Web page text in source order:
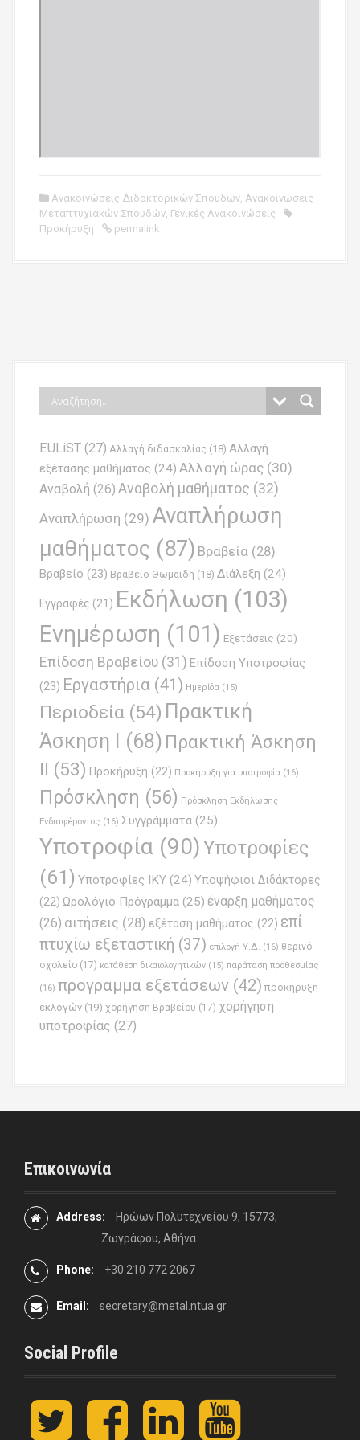
Ανακοινώσεις Διδακτορικών Σπουδών, Ανακοινώσεις
Μεταπτυχιακών Σπουδών, Γενικές Ανακοινώσεις
Προκήρυξη
permalink
EULiST (27) Αλλαγή διδασκαλίας (18) Αλλαγή
εξέτασης μαθήματος (24) Αλλαγή ώρας (30)
Αναβολή (26) Αναβολή μαθήματος (32)
Αναπλήρωση (29) Αναπλήρωση
μαθήματος (87) Βραβεία (28)
Βραβείο (23) Βραβείο Θωμαϊδη (18) Διάλεξη (24)
Εγγραφές (21) Εκδήλωση (103)
Ενημέρωση (101) Εξετάσεις (20)
Επίδοση Βραβείου (31) Επίδοση Υποτροφίας
(23) Εργαστήρια (41) Ημερίδα (15)
Περιοδεία (54) Πρακτική
Άσκηση Ι
(68) Πρακτική Άσκηση
ΙΙ (53) Προκήρυξη (22) Προκήρυξη για υποτροφία (16)
Πρόσκληση (56) Πρόσκληση Εκδήλωσης
Ενδιαφέροντος (16) Συγγράμματα (25)
Υποτροφία (90)Υποτροφίες
(61) Υποτροφίες ΙΚΥ (24) Υποψήφιοι Διδάκτορες
(22) Ωρολόγιο Πρόγραμμα (25) έναρξη μαθήματος
(26) αιτήσεις (28) εξέταση μαθήματος (22) επί
πτυχίω εξεταστική (37) επιλογή Υ.Δ. (16) θερινό
σχολείο (17) κατάθεση δικαιολογητικών (15) παράταση προθεσμίας
(16) προγραμμα εξετάσεων (42) προκήρυξη
εκλογών (19) χορήγηση Βραβείου (17) χορήγηση
υποτροφίας (27)
Επικοινωνία
Address:
Ηρώων Πολυτεχνείου 9, 15773,
Ζωγράφου, Αθήνα
Phone: +30 210 772 2067
Email: secretary@metal.ntua.gr
Social Profile
t
F
L
y